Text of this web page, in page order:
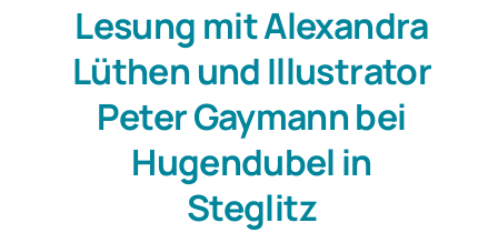
Lesung mit Alexandra
Lüthen und Illustrator
Peter Gaymann bei
Hugendubel in
Steglitz